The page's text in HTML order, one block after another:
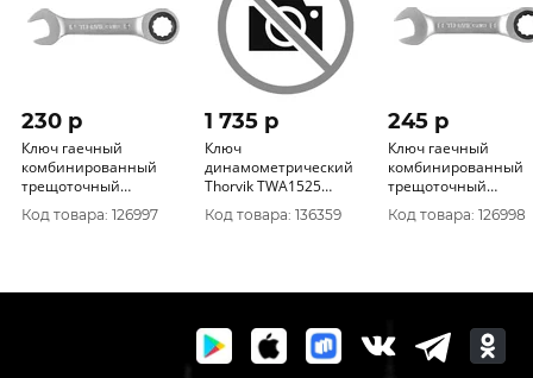
230 p
Ключ гаечный
комбинированный
трещоточный
короткий Thorvik
CSRW12 12 мм
Код товара: 126997
1 735 p
Ключ
динамометрический
Thorvik TWA1525
1/4"DR 5-25 Нм 054344
Код товара: 136359
245 p
Ключ гаечный
комбинированный
трещоточный
короткий Thorvik
CSRW13 13 мм
Код товара: 126998